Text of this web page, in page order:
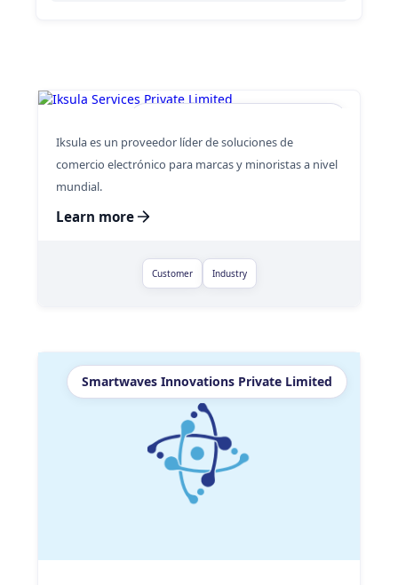
Iksula es un proveedor líder de soluciones de
comercio electrónico para marcas y minoristas a nivel
mundial.
Learn more
Customer Industry
Smartwaves Innovations Private Limited